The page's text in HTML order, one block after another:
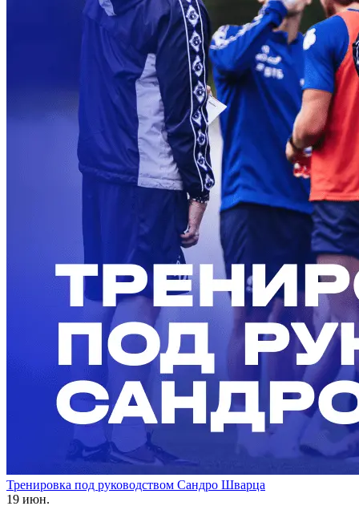
Тренировка под руководством Сандро Шварца
19 июн.